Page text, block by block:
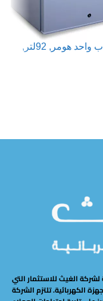
ثلاجة باب واحد هومر, 92لتر,
الغيث للاستثمار التي
الكهربائية. تلتزم الشركة